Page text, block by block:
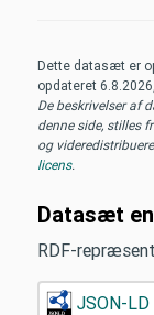
Dette datasæt er
opdateret
De beskrivelser af
denne side, stilles
og
licens.
Datasæt
RDF-
JSON-LD